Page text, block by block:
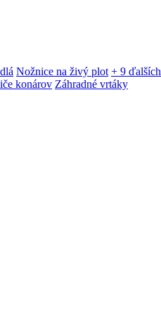
Nožnice na živý plot + 9 ďalších
konárov Záhradné vrtáky